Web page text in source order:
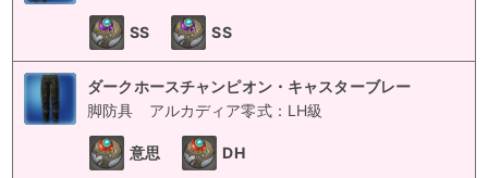
SS SS
ダークホースチャンピオン・キャスターブレー
脚防具
アルカディア零式：LH級
意思 DH